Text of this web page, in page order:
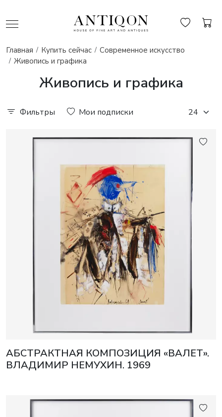
Главная Купить сейчас
Современное искусство
Живопись и графика
Живопись и графика
Фильтры Мои подписки
АБСТРАКТНАЯ КОМПОЗИЦИЯ «ВАЛЕТ».
ВЛАДИМИР НЕМУХИН. 1969